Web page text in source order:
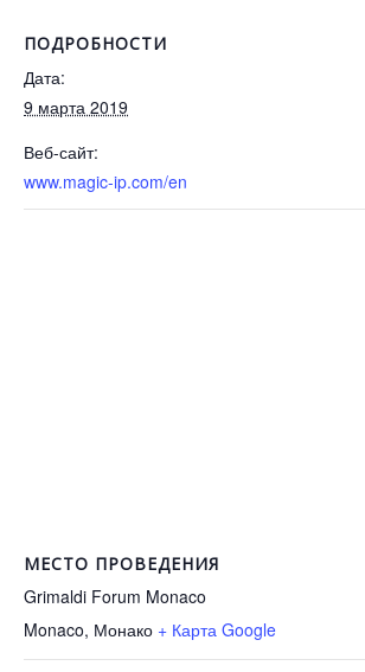
ПОДРОБНОСТИ
Дата:
9 марта 2019
Веб-сайт:
www.magic-ip.com/en
МЕСТО ПРОВЕДЕНИЯ
Grimaldi Forum Monaco
Monaco, Монако + Карта Google